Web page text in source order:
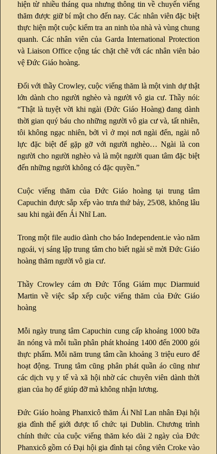
hiện từ nhiều tháng qua nhưng thông tin về chuyến viếng
thăm được giữ bí mật cho đến nay. Các nhân viên đặc biệt
thực hiện một cuộc kiểm tra an ninh tòa nhà và vùng chung
quanh. Các nhân viên của Garda International Protection
và Liaison Office cộng tác chặt chẽ với các nhân viên bảo
vệ Đức Giáo hoàng.
Đối với thầy Crowley, cuộc viếng thăm là một vinh dự thật
lớn dành cho người nghèo và người vô gia cư. Thầy nói:
“Thật là tuyệt vời khi ngài (Đức Giáo Hoàng) đang dành
thời gian quý báu cho những người vô gia cư và, tất nhiên,
tôi không ngạc nhiên, bởi vì ở mọi nơi ngài đến, ngài nỗ
lực đặc biệt để gặp gỡ với người nghèo… Ngài là con
người cho người nghèo và là một người quan tâm đặc biệt
đến những người không có đặc quyền.”
Cuộc viếng thăm của Đức Giáo hoàng tại trung tâm
Capuchin được sắp xếp vào trưa thứ bảy, 25/08, không lâu
sau khi ngài đến Ái Nhĩ Lan.
Trong một file audio dành cho báo Independent.ie vào năm
ngoái, vị sáng lập trung tâm cho biết ngài sẽ mời Đức Giáo
hoàng thăm người vô gia cư.
Thầy Crowley cám ơn Đức Tổng Giám mục Diarmuid
Martin về việc sắp xếp cuộc viếng thăm của Đức Giáo
hoàng
Mỗi ngày trung tâm Capuchin cung cấp khoảng 1000 bữa
ăn nóng và mỗi tuần phân phát khoảng 1400 đến 2000 gói
thực phẩm. Mỗi năm trung tâm cần khoảng 3 triệu euro để
hoạt động. Trung tâm cũng phân phát quần áo cũng như
các dịch vụ y tế và xã hội nhờ các chuyên viên dành thời
gian của họ để giúp đỡ mà không nhận lương.
Đức Giáo hoàng Phanxicô thăm Ái Nhĩ Lan nhân Đại hội
gia đình thế giới được tổ chức tại Dublin. Chương trình
chính thức của cuộc viếng thăm kéo dài 2 ngày của Đức
Phanxicô gồm có Đại hội gia đình tại công viên Croke vào